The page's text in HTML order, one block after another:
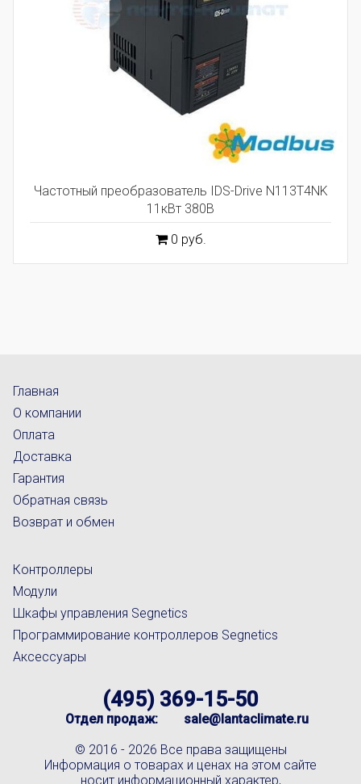
Частотный преобразователь IDS-Drive N113T4NK
11кВт 380В
0 руб.
Главная
О компании
Оплата
Доставка
Гарантия
Обратная связь
Возврат и обмен
Контроллеры
Модули
Шкафы управления Segnetics
Программирование контроллеров Segnetics
Аксессуары
(495) 369-15-50
Отдел продаж: sale@lantaclimate.ru
© 2016 - 2026 Все права защищены
Информация о товарах и ценах на этом сайте
носит информационный характер,